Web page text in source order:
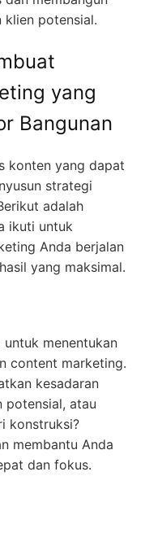
klien potensial.
yang
Bangunan
konten yang dapat
strategi
adalah
ikuti untuk
Anda berjalan
yang maksimal.
menentukan
content marketing.
kesadaran
potensial, atau
konstruksi?
membantu Anda
dan fokus.